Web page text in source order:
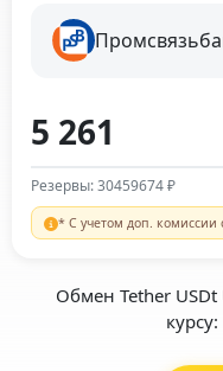
Резервы: 30459674 ₽
* С учетом доп. комиссии
Обмен Tether